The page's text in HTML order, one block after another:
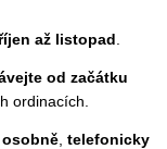
až listopad
od začátku
ordinacích.
osobně, telefonicky